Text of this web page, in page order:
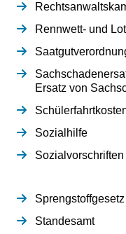
Rennwett- und
Ersatz von
Sozialhilfe
Sprengstoffgesetz
Standesamt